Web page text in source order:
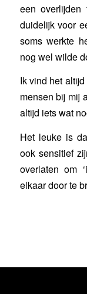
een
duidelijk voor
soms werkte
nog wel wilde
Ik vind het
mensen bij mij
altijd iets wat
Het leuke is
ook sensitief
overlaten om
elkaar door te